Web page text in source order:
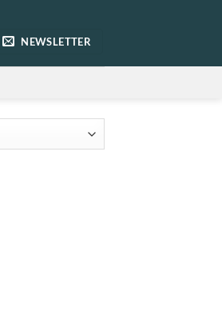
NEWSLETTER